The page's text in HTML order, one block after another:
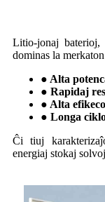
Litio-jonaj baterioj,
dominas la
● Alta
● Rapidaj
● Alta
● Longa
Ĉi tiuj
energiaj stokaj